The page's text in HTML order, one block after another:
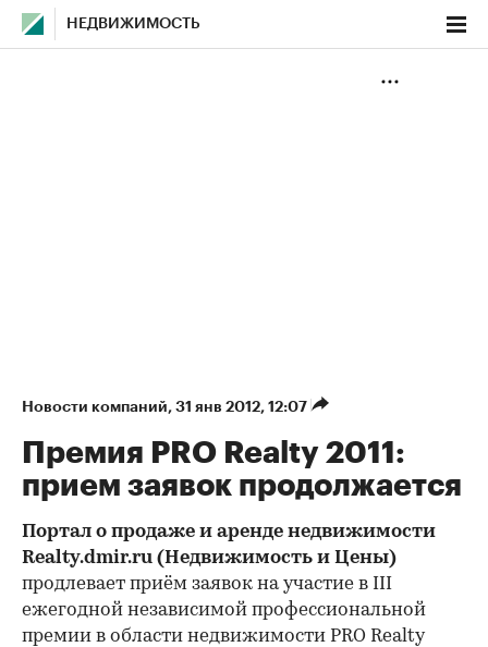
НЕДВИЖИМОСТЬ
Новости компаний⁠, 31 янв 2012, 12:07
Премия PRO Realty 2011:
прием заявок продолжается
Портал о продаже и аренде недвижимости
Realty.dmir.ru (Недвижимость и Цены)
продлевает приём заявок на участие в III
ежегодной независимой профессиональной
премии в области недвижимости PRO Realty